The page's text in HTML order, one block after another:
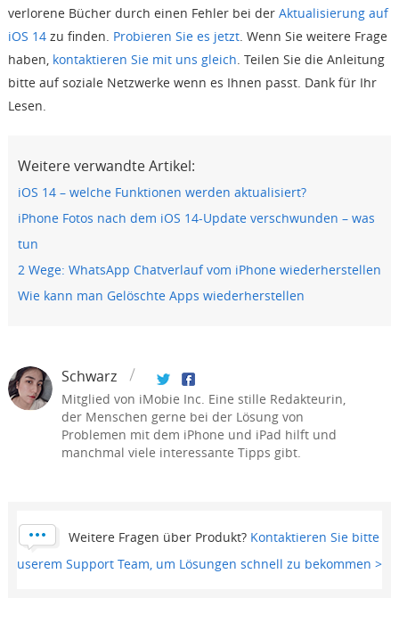
verlorene Bücher durch einen Fehler bei der Aktualisierung auf
iOS 14zu finden. Probieren Sie es jetzt. Wenn Sie weitere Frage
haben, kontaktieren Sie mit uns gleich. Teilen Sie die Anleitung
bitte auf soziale Netzwerke wenn es Ihnen passt. Dank für Ihr
Lesen.
Weitere verwandte Artikel:
iOS 14 – welche Funktionen werden aktualisiert?
iPhone Fotos nach dem iOS 14-Update verschwunden – was
tun
2 Wege: WhatsApp Chatverlauf vom iPhone wiederherstellen
Wie kann man Gelöschte Apps wiederherstellen
Schwarz
Mitglied von iMobie Inc. Eine stille Redakteurin,
der Menschen gerne bei der Lösung von
Problemen mit dem iPhone und iPad hilft und
manchmal viele interessante Tipps gibt.
Weitere Fragen über Produkt? Kontaktieren Sie bitte
userem Support Team, um Lösungen schnell zu bekommen >